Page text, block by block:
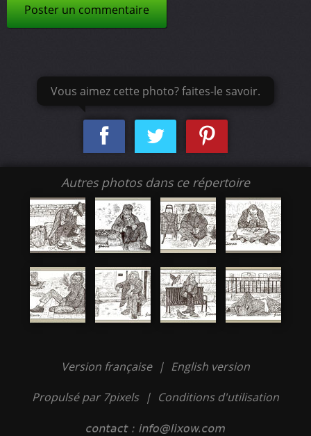
Poster un commentaire
Vous aimez cette photo? faites-le savoir.
Autres photos dans ce répertoire
Version française | English version
Propulsé par 7pixels | Conditions d'utilisation